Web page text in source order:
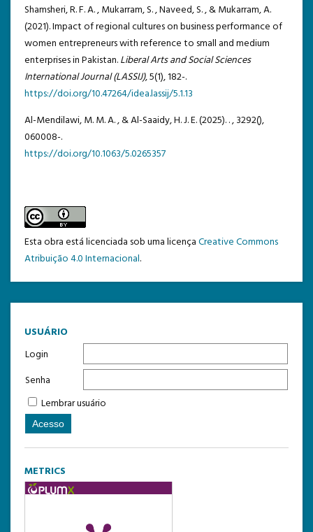
USUÁRIO
Login
Senha
Lembrar usuário
METRICS
Shamsheri, R. F. A. , Mukarram, S. , Naveed, S. , & Mukarram, A.
(2021). Impact of regional cultures on business performance of
women entrepreneurs with reference to small and medium
enterprises in Pakistan.Liberal Arts and Social Sciences
International Journal (LASSIJ), 5(1), 182-.
https://doi.org/10.47264/idea.lassij/5.1.13
Al-Mendilawi, M. M. A. , & Al-Saaidy, H. J. E. (2025). ., 3292(),
060008-.
https://doi.org/10.1063/5.0265357
Esta obra está licenciada sob uma licençaCreative Commons
Atribuição 4.0 Internacional.